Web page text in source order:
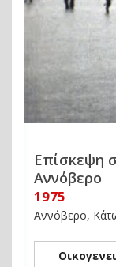
Επίσκεψη
Αννόβερο
1975
Αννόβερο,